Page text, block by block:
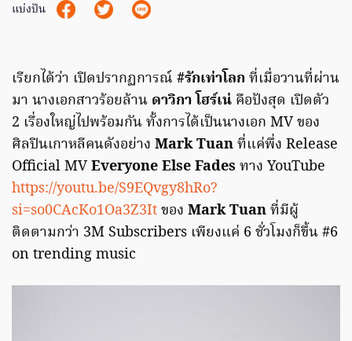
แบ่งปัน
เรียกได้ว่า เปิดปรากฏการณ์ #รักเท่าโลก ที่เมื่อวานที่ผ่าน
มา นางเอกสาวร้อยล้าน ดาวิกา โฮร์เน่ คือปังสุด เปิดตัว
2 เรื่องใหญ่ไปพร้อมกัน ทั้งการได้เป็นนางเอก MV ของ
ศิลปินเกาหลีคนดังอย่าง Mark Tuanที่แค่พึ่ง Release
Official MVEveryone Else Fades ทาง YouTube
https://youtu.be/S9EQvgy8hRo?
si=so0CAcKo1Oa3Z3Itของ Mark Tuanที่มีผู้
ติดตามกว่า 3M Subscribers เพียงแค่ 6 ชั่วโมงก็ขึ้น #6
on trending music